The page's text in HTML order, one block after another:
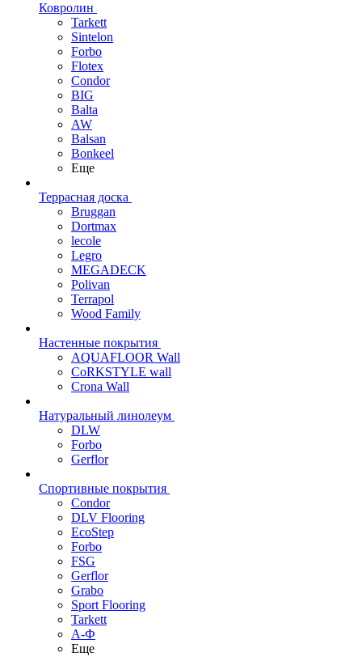
Ковролин
Tarkett
Sintelon
Forbo
Flotex
Condor
BIG
Balta
AW
Balsan
Bonkeel
Еще
Террасная доска
Bruggan
Dortmax
lecole
Legro
MEGADECK
Polivan
Terrapol
Wood Family
Настенные покрытия
AQUAFLOOR Wall
CoRKSTYLE wall
Crona Wall
Натуральный линолеум
DLW
Forbo
Gerflor
Спортивные покрытия
Condor
DLV Flooring
EcoStep
Forbo
FSG
Gerflor
Grabo
Sport Flooring
Tarkett
А-Ф
Еще